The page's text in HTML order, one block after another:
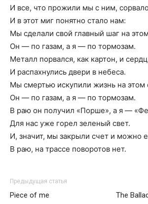
И все, что прожили мы с ним,
И в этот миг понятно стало нам:
Мы сделали свой главный шаг на
Он — по газам, а я — по тормозам.
Металл порвался, как картон, и
И распахнулись двери в небеса.
Мы смертью искупили жизнь на этом
Он — по газам, а я — по тормозам.
В раю он получил «Порше», а я —
Для нас уже горел зеленый свет.
И, значит, мы закрыли счет и можно
В раю, на трассе поворотов нет.
Предыдущая статья
Piece of me The